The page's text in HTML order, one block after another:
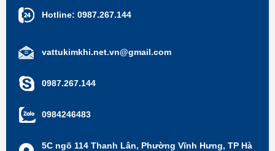
Hotline: 0987.267.144
vattukimkhi.net.vn@gmail.com
0987.267.144
0984246483
5C ngõ 114 Thanh Lân, Phường Vĩnh Hưng, TP Hà